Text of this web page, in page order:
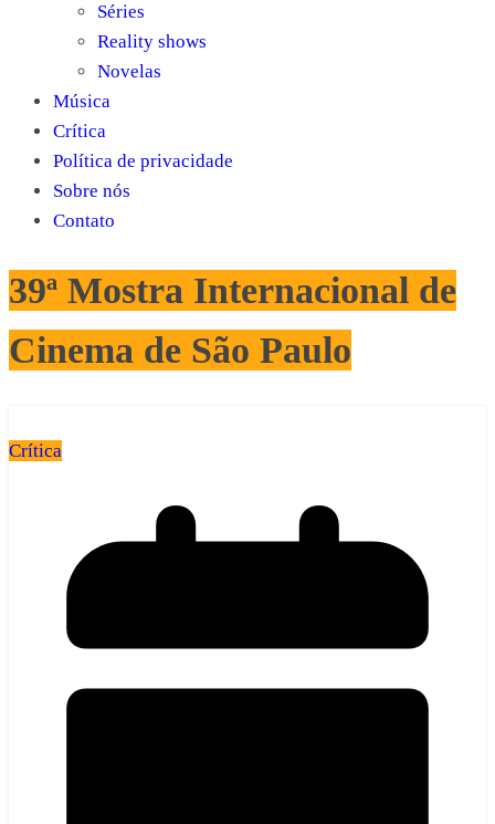
Séries
Reality shows
Novelas
Música
Crítica
Política de privacidade
Sobre nós
Contato
39ª Mostra Internacional de
Cinema de São Paulo
Crítica